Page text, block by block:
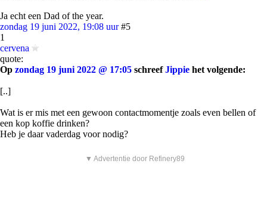
Ja echt een Dad of the year.
zondag 19 juni 2022, 19:08 uur #5
1
cervena
quote:
Op zondag 19 juni 2022 @ 17:05 schreefJippie het volgende:
[..]
Wat is er mis met een gewoon contactmomentje zoals even bellen of
een kop koffie drinken?
Heb je daar vaderdag voor nodig?
▼ Advertentie door Refinery89